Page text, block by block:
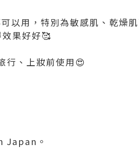
以用，特別為敏感肌、乾燥
果好好🥰
、上妝前使用😍
Japan。